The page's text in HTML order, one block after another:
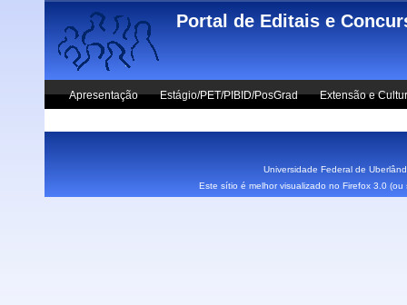
Skip to main content
Portal de Editais e
Apresentação Estágio/PET/PIBID/PosGrad Extensão e
Universidade Federal de
Este sítio é melhor visualizado no Firefox 3.0